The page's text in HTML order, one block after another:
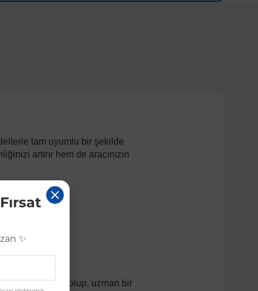
tam uyumlu bir şekilde
artırır hem de aracınızın
oldukça basit olup, uzman bir
✨